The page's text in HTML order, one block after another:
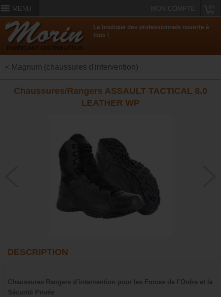
MENU MON COMPTE
La boutique des professionnels ouverte à
tous !
< Magnum (chaussures d'intervention)
Chaussures/Rangers ASSAULT TACTICAL 8.0
LEATHER WP
DESCRIPTION
Chaussures Rangers d’intervention pour les Forces de l’Ordre et la
Sécurité Privée